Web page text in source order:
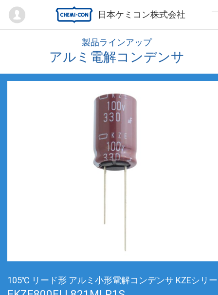
日本ケミコン株式会社
Mypage
製品ラインアップ
アルミ電解コンデンサ
105℃ リード形 アルミ小形電解コンデンサ KZEシリ